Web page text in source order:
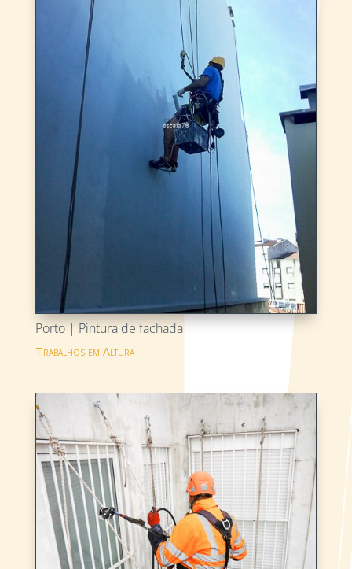
Porto | Pintura de fachada
Trabalhos em Altura